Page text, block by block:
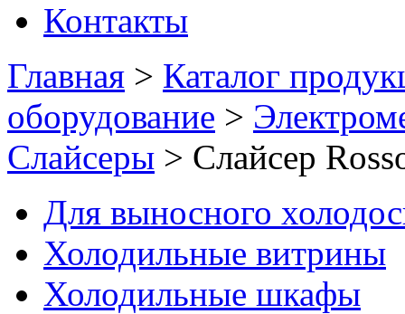
Контакты
Главная > Каталог
оборудование >
Слайсеры > Слайсер
Для выносного
Холодильные витрины
Холодильные шкафы